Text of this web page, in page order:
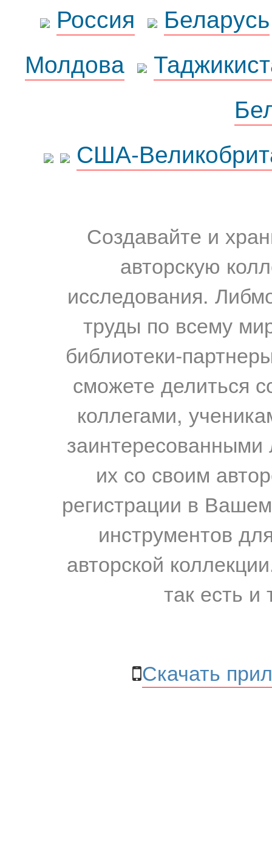
Россия
Беларусь
Молдова
США-
Создавайте и
авторскую
исследования.
труды по всему
библиотеки-
сможете делиться
коллегами,
их со своим
регистрации в
инструментов
авторской
так есть и
Скачать